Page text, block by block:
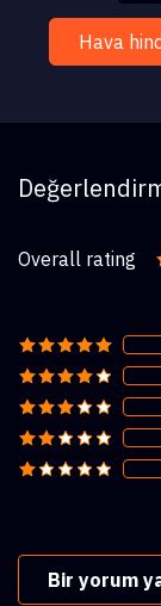
Hava
Overall rating
Bir yorum